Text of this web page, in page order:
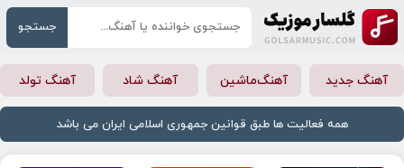
جستجو
آهنگ جدید آهنگ‌ماشین آهنگ شاد آهنگ تولد
همه فعالیت ها طبق قوانین جمهوری اسلامی ایران می باشد